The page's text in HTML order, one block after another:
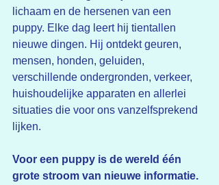
lichaam en de hersenen van een
puppy. Elke dag leert hij tientallen
nieuwe dingen. Hij ontdekt geuren,
mensen, honden, geluiden,
verschillende ondergronden, verkeer,
huishoudelijke apparaten en allerlei
situaties die voor ons vanzelfsprekend
lijken.
Voor een puppy is de wereld één
grote stroom van nieuwe informatie.